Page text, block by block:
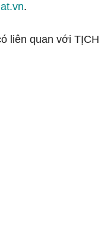
.
liên quan với TỊCH